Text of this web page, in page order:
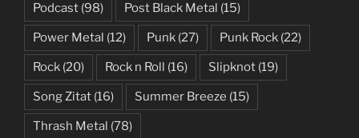
Podcast (98) Post Black Metal (15)
Power Metal (12) Punk (27) Punk Rock (22)
Rock (20) Rock n Roll (16) Slipknot (19)
Song Zitat (16) Summer Breeze (15)
Thrash Metal (78)